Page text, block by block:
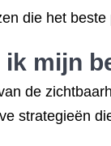
die het
ik mijn
de
strategieën